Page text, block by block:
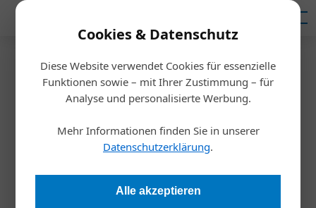
Cookies & Datenschutz
Diese Website verwendet Cookies für essenzielle
Funktionen sowie – mit Ihrer Zustimmung – für
Analyse und personalisierte Werbung.
Mehr Informationen finden Sie in unserer
Datenschutzerklärung.
Alle akzeptieren
Startseite/Allgemein
Autopreise könnten europaweit
3 bis 6 Prozent steigen